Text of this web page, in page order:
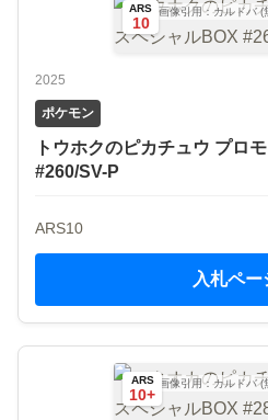
ARS
10
画像引用：カルドバ (
2025
ポケモン
トウホクのピカチュウ プロ
#260/SV-P
ARS10
入札ペー
ARS
10+
画像引用：カルドバ (